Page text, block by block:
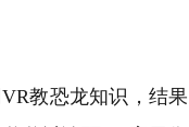
教恐龙知识，结果